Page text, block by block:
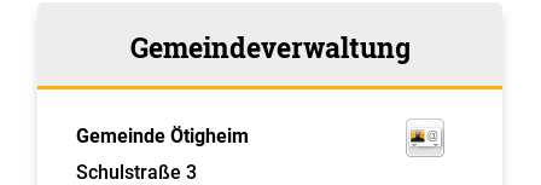
Gemeindeverwaltung
Gemeinde Ötigheim
Schulstraße 3